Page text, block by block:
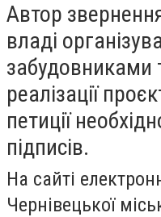
Автор
владі
забудовниками
реалізації
петиції
підписів.
На сайті
Чернівецької